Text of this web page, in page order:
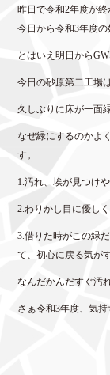
昨日で令和2年度が終
今日から令和3年度の
とはいえ明日から
今日の砂原第二工場
久しぶりに床が一面
なぜ緑にするのかよ
す。
1.汚れ、埃が見つけ
2.わりかし目に優し
3.借りた時がこの緑
て、初心に戻る気が
なんだかんだすぐ汚
さぁ令和3年度、気